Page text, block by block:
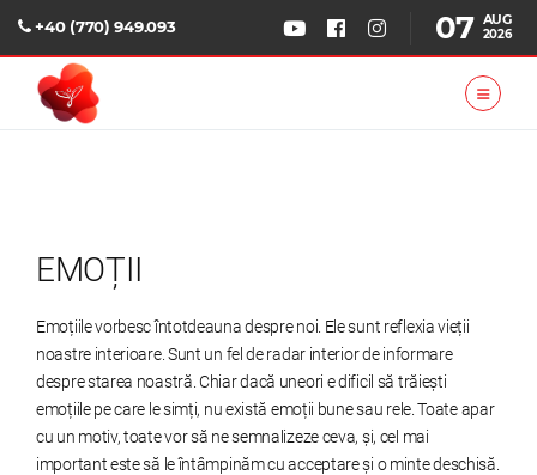
+40 (770) 949.093 07 AUG
2026
EMOȚII
Emoțiile vorbesc întotdeauna despre noi. Ele sunt reflexia vieții
noastre interioare. Sunt un fel de radar interior de informare
despre starea noastră. Chiar dacă uneori e dificil să trăiești
emoțiile pe care le simți, nu există emoții bune sau rele. Toate apar
cu un motiv, toate vor să ne semnalizeze ceva, și, cel mai
important este să le întâmpinăm cu acceptare și o minte deschisă.